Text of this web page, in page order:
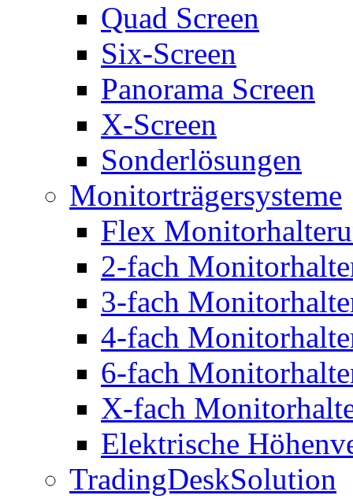
Quad Screen
Six-Screen
Panorama Screen
X-Screen
Sonderlösungen
Monitorträgersysteme
Flex
2-fach
3-fach
4-fach
6-fach
X-fach
Elektrische
TradingDeskSolution